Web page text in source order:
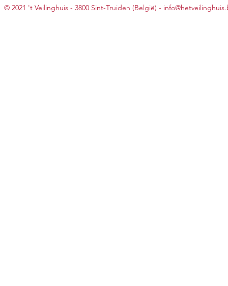
© 2021 't Veilinghuis - 3800 Sint-Truiden (België) -